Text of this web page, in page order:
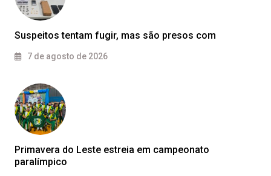
Suspeitos tentam fugir, mas são presos com
7 de agosto de 2026
Primavera do Leste estreia em campeonato
paralímpico